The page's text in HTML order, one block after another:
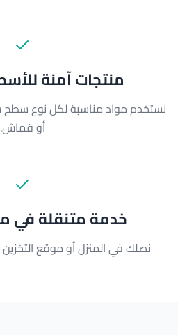
منتجات آمنة
نستخدم مواد مناسبة لكل نوع سطح
أو قماش.
خدمة متنقلة في
نصلك في المنزل أو موقع